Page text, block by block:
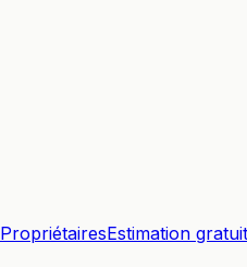
PropriétairesEstimation